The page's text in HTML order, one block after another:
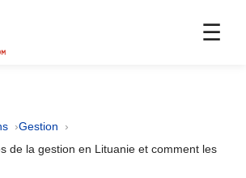
☰
Gestion
de la gestion en Lituanie et comment les